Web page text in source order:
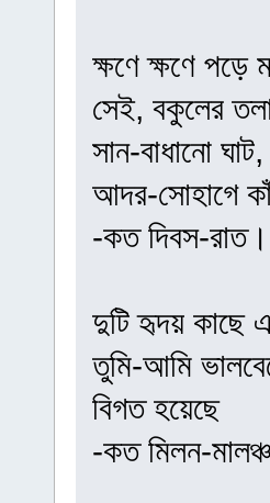
ক্ষণে ক্ষণে পড়ে
সেই, বকুলের
সান-বাধানো ঘাট,
আদর-সোহাগে
-কত দিবস-
দুটি হৃদয় কাছে
তুমি-আমি
বিগত হয়েছে
-কত মিলন-